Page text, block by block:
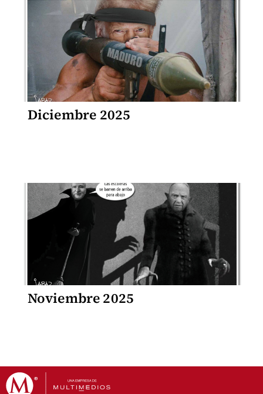
Diciembre 2025
Noviembre 2025